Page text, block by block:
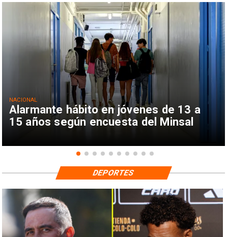
Alarmante hábito en jóvenes de 13 a
15 años según encuesta del Minsal
NACIONAL
DEPORTES